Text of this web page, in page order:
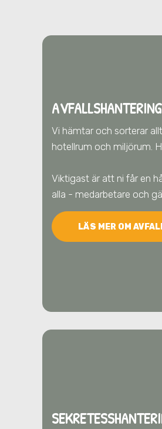
Vi hämtar och sorterar
hotellrum och miljörum.
Viktigast är att ni får en
alla - medarbetare och
LÄS MER OM